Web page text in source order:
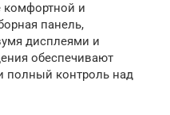
комфортной и
панель,
дисплеями и
обеспечивают
полный контроль над